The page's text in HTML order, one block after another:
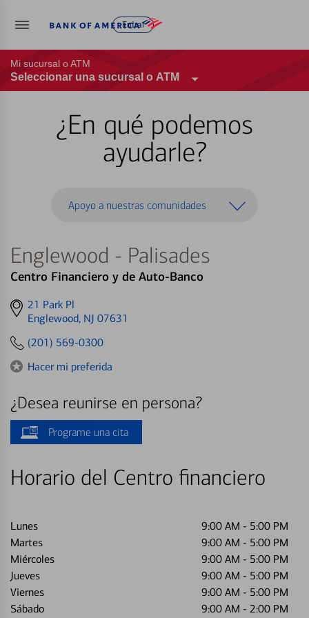
Entrar
Mi sucursal o ATM
Seleccionar una sucursal o ATM
¿En qué podemos
ayudarle?
Apoyo a nuestras comunidades
Englewood - Palisades
Centro Financiero y de Auto-Banco
Get
directions
21 Park Pl
Englewood, NJ 07631
(201) 569-0300
Hacer mi preferida
¿Desea reunirse en persona?
Programe una cita
Horario del Centro financiero
Lunes 9:00 AM - 5:00 PM
Martes
9:00 AM - 5:00 PM
Miércoles
9:00 AM - 5:00 PM
Jueves
9:00 AM - 5:00 PM
Viernes
9:00 AM - 5:00 PM
Sábado
9:00 AM - 2:00 PM